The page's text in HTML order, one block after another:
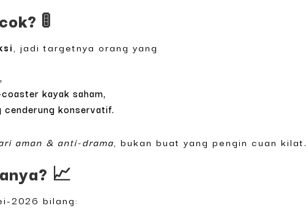
🚦
, jadi targetnya orang yang
kayak saham,
cenderung konservatif.
aman & anti-drama, bukan buat yang pengin cuan kilat.
📈
2026 bilang: